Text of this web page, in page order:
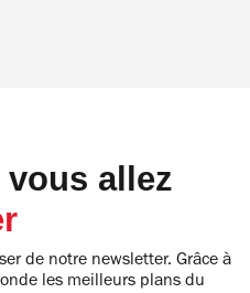
vous allez
de notre newsletter. Grâce à
les meilleurs plans du